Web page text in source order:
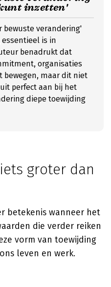
inzetten'
bewuste verandering'
is in
benadrukt dat
organisaties
bewegen, maar dit niet
perfect aan bij het
diepe toewijding
groter dan
betekenis wanneer het
die verder reiken
vorm van toewijding
leven en werk.